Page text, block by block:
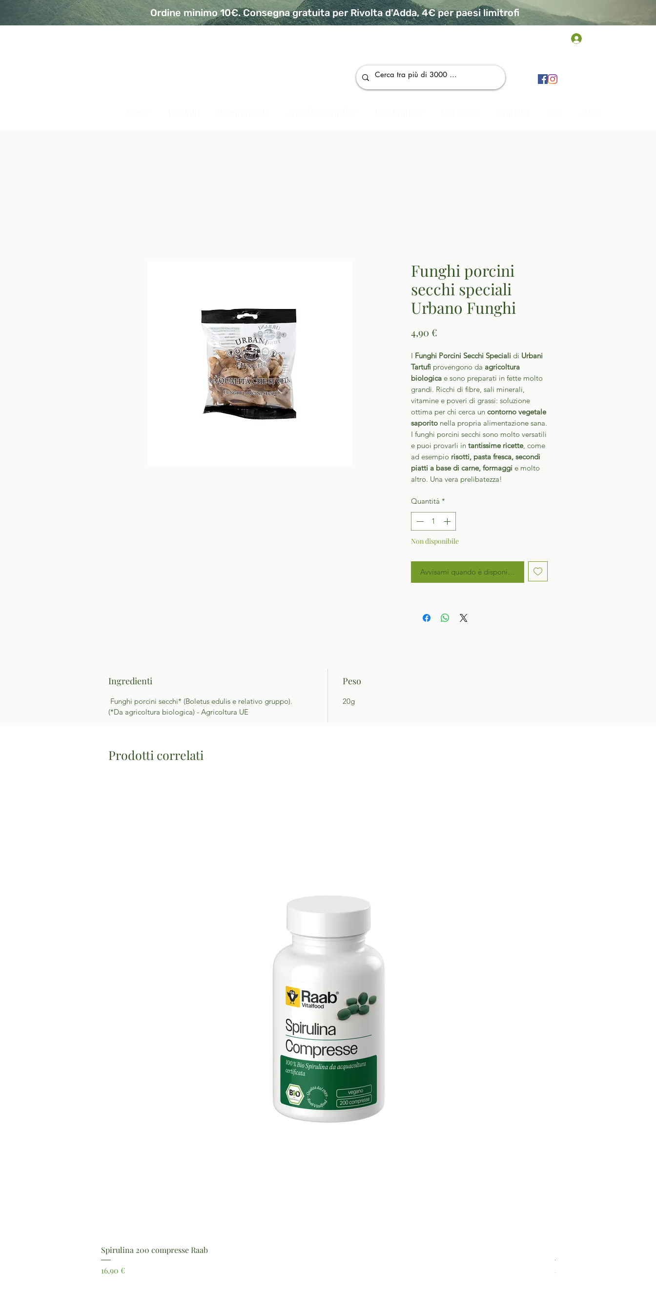
Ordine minimo 10€. Consegna gratuita per Rivolta d'Adda, 4€ per paesi limitrofi
Funghi porcini
secchi speciali
Urbano Funghi
4,90 €
I Funghi Porcini Secchi Speciali di Urbani
Tartufi provengono da agricoltura
biologica e sono preparati in fette molto
grandi. Ricchi di fibre, sali minerali,
vitamine e poveri di grassi: soluzione
ottima per chi cerca un contorno vegetale
saporito nella propria alimentazione sana.
I funghi porcini secchi sono molto versatili
e puoi provarli in tantissime ricette, come
ad esempio risotti, pasta fresca, secondi
piatti a base di carne, formaggi e molto
altro. Una vera prelibatezza!
Quantità *
Non disponibile
Avvisami quando è disponibile
Ingredienti
Funghi porcini secchi* (Boletus edulis e relativo gruppo).
(*Da agricoltura biologica) - Agricoltura UE
Peso
20g
Prodotti correlati
Spirulina 200 compresse Raab
Prezzo
16,90 € 4,95 €